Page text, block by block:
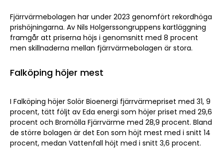
Fjärrvärmebolagen har under 2023 genomfört rekordhöga
prishöjningarna. Av Nils Holgerssongruppens kartläggning
framgår att priserna höjs i genomsnitt med 8 procent
men skillnaderna mellan fjärrvärmebolagen är stora.
Falköping höjer mest
I Falköping höjer Solör Bioenergi fjärrvärmepriset med 31, 9
procent, tätt följt av Eda energi som höjer priset med 29,6
procent och Bromölla Fjärrvärme med 28,9 procent. Bland
de större bolagen är det Eon som höjt mest med i snitt 14
procent, medan Vattenfall höjt med i snitt 3,6 procent.